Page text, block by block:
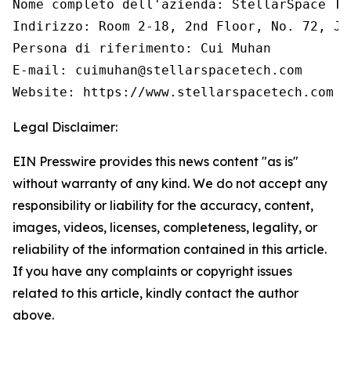
Nome completo dell'azienda: StellarSpace
Indirizzo: Room 2-18, 2nd Floor, No. 72,
Persona di riferimento: Cui Muhan
E-mail: cuimuhan@stellarspacetech.com
Website: https://www.stellarspacetech.com
Legal Disclaimer:
EIN Presswire provides this news content "as is"
without warranty of any kind. We do not accept any
responsibility or liability for the accuracy, content,
images, videos, licenses, completeness, legality, or
reliability of the information contained in this article.
If you have any complaints or copyright issues
related to this article, kindly contact the author
above.